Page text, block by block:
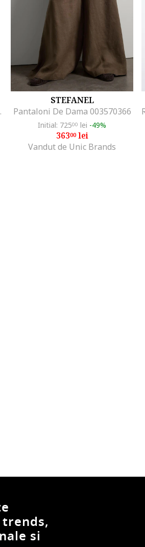
Negru
STEFANEL
Pantaloni De Dama 003570366
Initial: 72500 lei -49%
36300lei
Vandut de Unic Brands
si